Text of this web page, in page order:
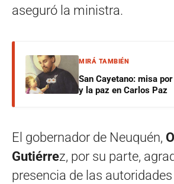
aseguró la ministra.
MIRÁ TAMBIÉN
San Cayetano: misa
y la paz en Carlos Paz
El gobernador de Neuquén,
Gutiérrez, por su parte,
presencia de las autoridades